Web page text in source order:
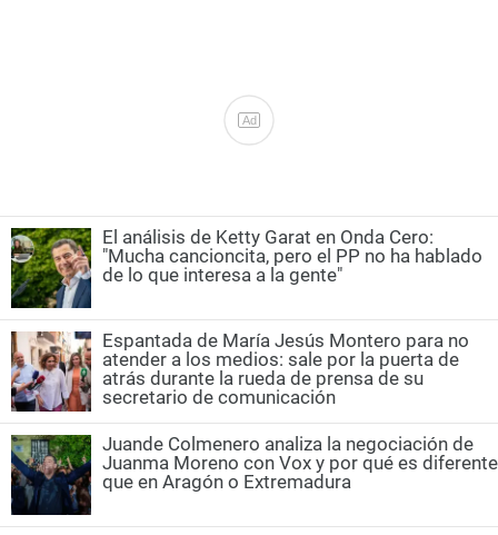
Ad
El análisis de Ketty Garat en Onda Cero:
"Mucha cancioncita, pero el PP no ha hablado
de lo que interesa a la gente"
Espantada de María Jesús Montero para no
atender a los medios: sale por la puerta de
atrás durante la rueda de prensa de su
secretario de comunicación
Juande Colmenero analiza la negociación de
Juanma Moreno con Vox y por qué es diferente
que en Aragón o Extremadura